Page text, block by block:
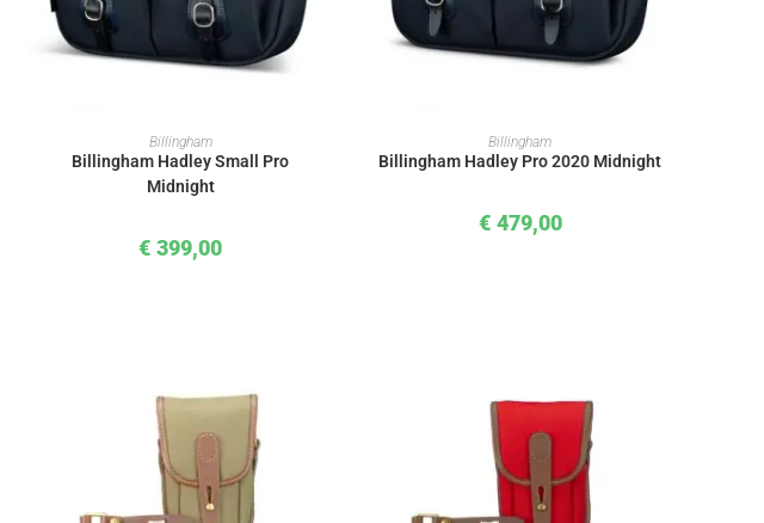
IN DEN WARENKORB
Billingham
Billingham Hadley Small Pro
Midnight
€ 399,00
IN DEN WARENKORB
Billingham
Billingham Hadley Pro 2020 Midnight
€ 479,00